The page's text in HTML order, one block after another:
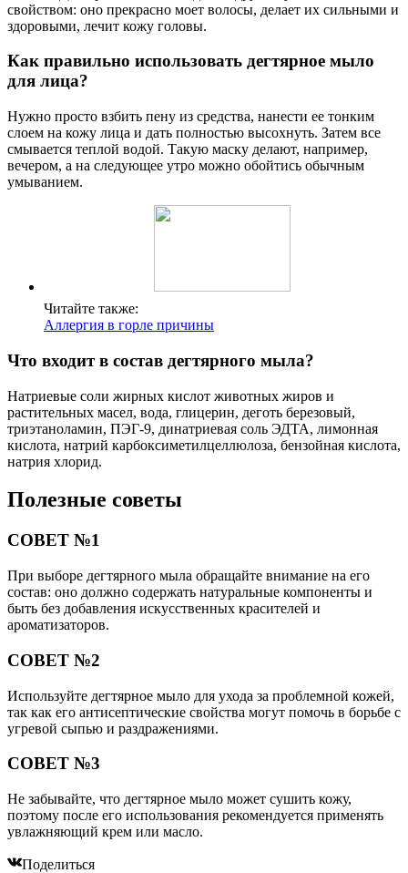
свойством: оно прекрасно моет волосы, делает их сильными и
здоровыми, лечит кожу головы.
Как правильно использовать дегтярное мыло
для лица?
Нужно просто взбить пену из средства, нанести ее тонким
слоем на кожу лица и дать полностью высохнуть. Затем все
смывается теплой водой. Такую маску делают, например,
вечером, а на следующее утро можно обойтись обычным
умыванием.
Читайте также:
Аллергия в горле причины
Что входит в состав дегтярного мыла?
Натриевые соли жирных кислот животных жиров и
растительных масел, вода, глицерин, деготь березовый,
триэтаноламин, ПЭГ-9, динатриевая соль ЭДТА, лимонная
кислота, натрий карбоксиметилцеллюлоза, бензойная кислота,
натрия хлорид.
Полезные советы
СОВЕТ №1
При выборе дегтярного мыла обращайте внимание на его
состав: оно должно содержать натуральные компоненты и
быть без добавления искусственных красителей и
ароматизаторов.
СОВЕТ №2
Используйте дегтярное мыло для ухода за проблемной кожей,
так как его антисептические свойства могут помочь в борьбе с
угревой сыпью и раздражениями.
СОВЕТ №3
Не забывайте, что дегтярное мыло может сушить кожу,
поэтому после его использования рекомендуется применять
увлажняющий крем или масло.
Поделиться